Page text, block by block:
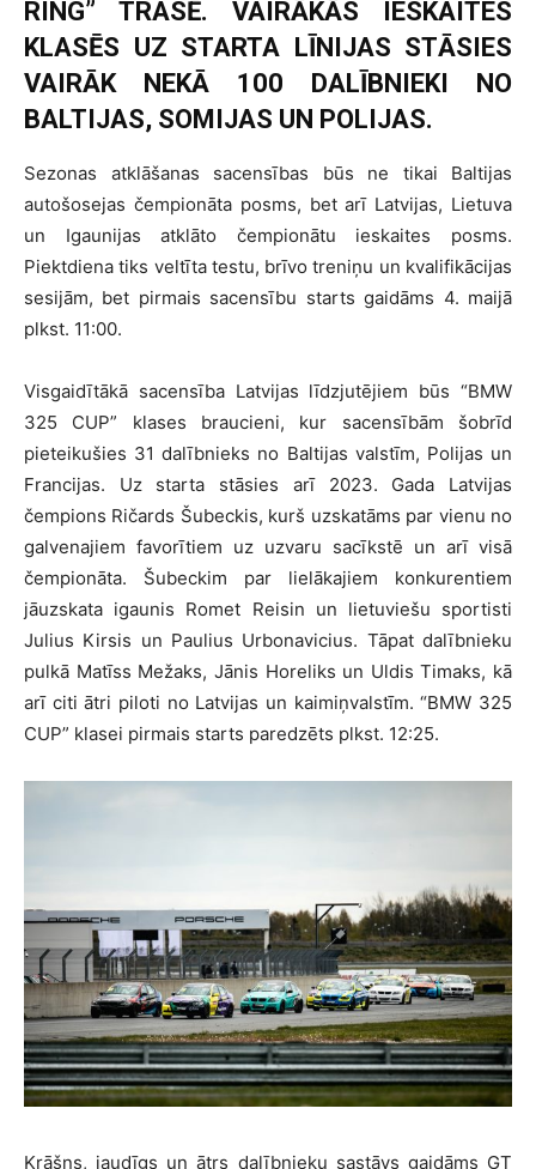
RING” TRASĒ. VAIRĀKĀS IESKAITES
KLASĒS UZ STARTA LĪNIJAS STĀSIES
VAIRĀK NEKĀ 100 DALĪBNIEKI NO
BALTIJAS, SOMIJAS UN POLIJAS.
Sezonas atklāšanas sacensības būs ne tikai Baltijas
autošosejas čempionāta posms, bet arī Latvijas, Lietuva
un Igaunijas atklāto čempionātu ieskaites posms.
Piektdiena tiks veltīta testu, brīvo treniņu un kvalifikācijas
sesijām, bet pirmais sacensību starts gaidāms 4. maijā
plkst. 11:00.
Visgaidītākā sacensība Latvijas līdzjutējiem būs “BMW
325 CUP” klases braucieni, kur sacensībām šobrīd
pieteikušies 31 dalībnieks no Baltijas valstīm, Polijas un
Francijas. Uz starta stāsies arī 2023. Gada Latvijas
čempions Ričards Šubeckis, kurš uzskatāms par vienu no
galvenajiem favorītiem uz uzvaru sacīkstē un arī visā
čempionāta. Šubeckim par lielākajiem konkurentiem
jāuzskata igaunis Romet Reisin un lietuviešu sportisti
Julius Kirsis un Paulius Urbonavicius. Tāpat dalībnieku
pulkā Matīss Mežaks, Jānis Horeliks un Uldis Timaks, kā
arī citi ātri piloti no Latvijas un kaimiņvalstīm. “BMW 325
CUP” klasei pirmais starts paredzēts plkst. 12:25.
Krāšņs, jaudīgs un ātrs dalībnieku sastāvs gaidāms GT